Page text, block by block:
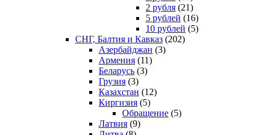
2 рубля (21)
5 рублей (16)
10 рублей (5)
СНГ, Балтия и Кавказ (202)
Азербайджан (3)
Армения (11)
Беларусь (3)
Грузия (3)
Казахстан (12)
Киргизия (5)
Обращение (5)
Латвия (9)